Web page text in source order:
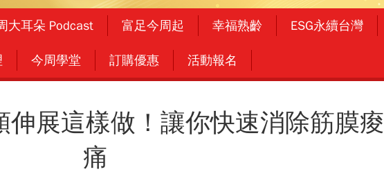
大耳朵 Podcast 富足今周起 幸福熟齡 ESG永續台灣
今周學堂 訂購優惠 活動報名
展這樣做！讓你快速消除筋膜痠
痛